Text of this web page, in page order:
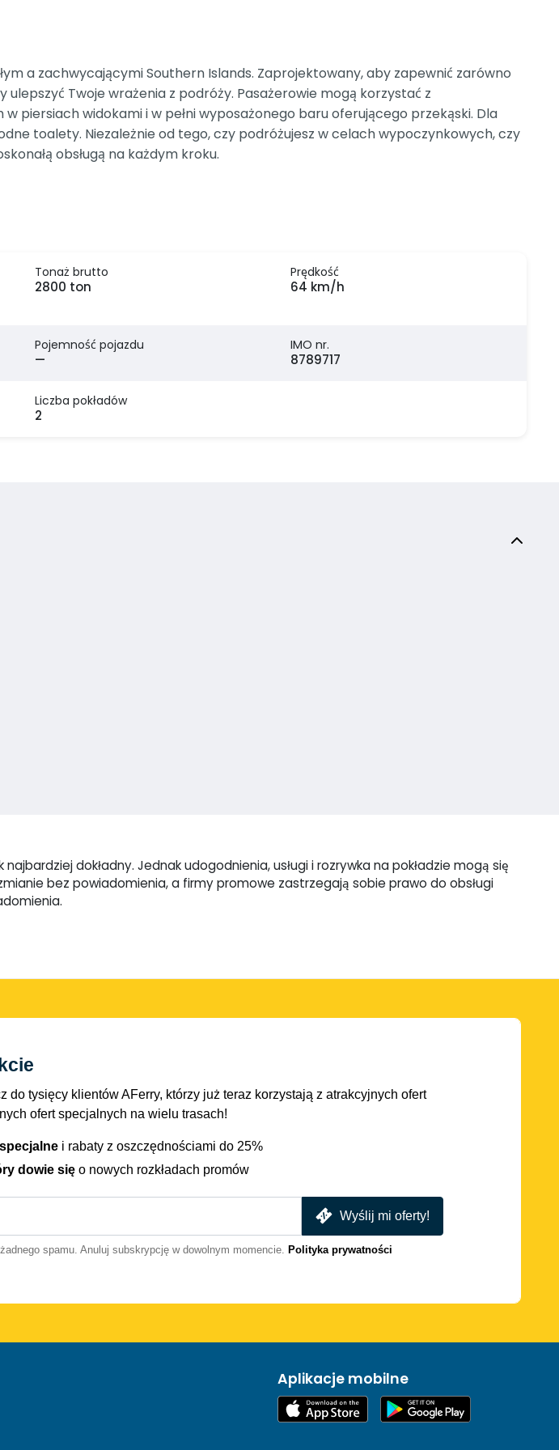
a zachwycającymi Southern Islands. Zaprojektowany, aby zapewnić zarówno
Twoje wrażenia z podróży. Pasażerowie mogą korzystać z
piersiach widokami i w pełni wyposażonego baru oferującego przekąski. Dla
toalety. Niezależnie od tego, czy podróżujesz w celach wypoczynkowych, czy
obsługą na każdym kroku.
Tonaż brutto
2800 ton
Prędkość
64 km/h
Pojemność pojazdu
—
IMO nr.
8789717
Liczba pokładów
2
dokładny. Jednak udogodnienia, usługi i rozrywka na pokładzie mogą się
bez powiadomienia, a firmy promowe zastrzegają sobie prawo do obsługi
do tysięcy klientów AFerry, którzy już teraz korzystają z atrakcyjnych ofert
ofert specjalnych na wielu trasach!
i rabaty z oszczędnościami do 25%
dowie się o nowych rozkładach promów
Wyślij mi oferty!
spamu. Anuluj subskrypcję w dowolnym momencie. Polityka prywatności
Aplikacje mobilne